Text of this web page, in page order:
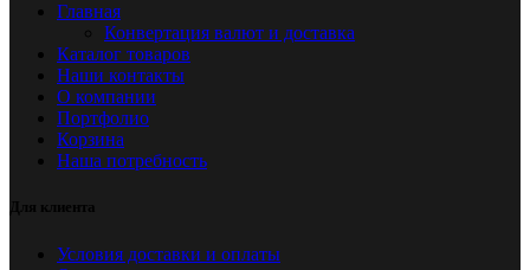
Главная
Конвертация валют и доставка
Каталог товаров
Наши контакты
О компании
Портфолио
Корзина
Наша потребность
Для клиента
Условия доставки и оплаты